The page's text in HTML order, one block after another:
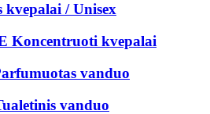
kvepalai / Unisex
Koncentruoti kvepalai
vanduo
vanduo